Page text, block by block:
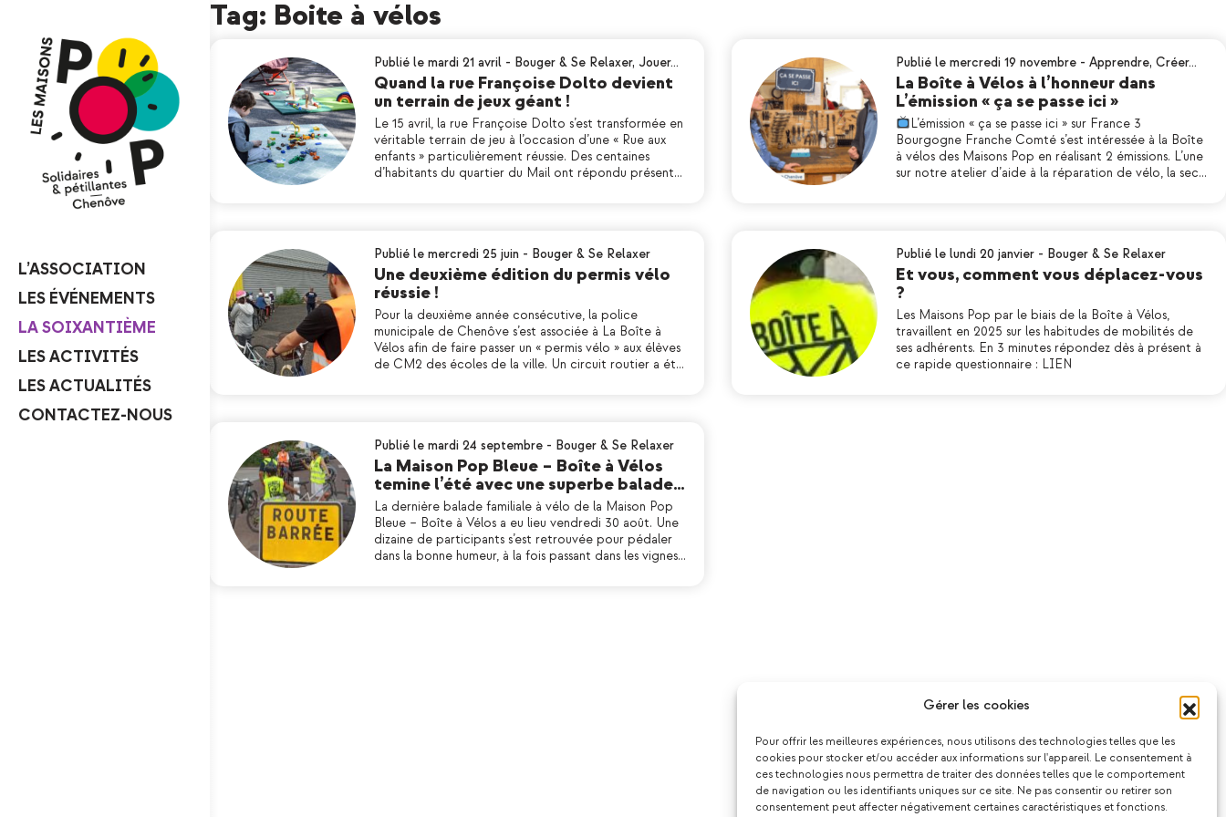
Gérer les cookies
Pour offrir les meilleures expériences, nous utilisons des technologies telles que les
cookies pour stocker et/ou accéder aux informations sur l'appareil. Le consentement à
ces technologies nous permettra de traiter des données telles que le comportement
de navigation ou les identifiants uniques sur ce site. Ne pas consentir ou retirer son
consentement peut affecter négativement certaines caractéristiques et fonctions.
L’ASSOCIATION
LES ÉVÉNEMENTS
LA SOIXANTIÈME
LES ACTIVITÉS
LES ACTUALITÉS
CONTACTEZ-NOUS
Tag: Boite à vélos
Publié le mardi 21 avril - Bouger & Se Relaxer, Jouer…
Quand la rue Françoise Dolto devient
un terrain de jeux géant !
Le 15 avril, la rue Françoise Dolto s’est transformée en
véritable terrain de jeu à l’occasion d’une « Rue aux
enfants » particulièrement réussie. Des centaines
d’habitants du quartier du Mail ont répondu présent…
Publié le mercredi 19 novembre - Apprendre, Créer…
La Boîte à Vélos à l’honneur dans
L’émission « ça se passe ici »
L’émission « ça se passe ici » sur France 3
Bourgogne Franche Comté s’est intéressée à la Boîte
à vélos des Maisons Pop en réalisant 2 émissions. L’une
sur notre atelier d’aide à la réparation de vélo, la sec…
Publié le mercredi 25 juin - Bouger & Se Relaxer
Une deuxième édition du permis vélo
réussie !
Pour la deuxième année consécutive, la police
municipale de Chenôve s’est associée à La Boîte à
Vélos afin de faire passer un « permis vélo » aux élèves
de CM2 des écoles de la ville. Un circuit routier a ét…
Publié le lundi 20 janvier - Bouger & Se Relaxer
Et vous, comment vous déplacez-vous
?
Les Maisons Pop par le biais de la Boîte à Vélos,
travaillent en 2025 sur les habitudes de mobilités de
ses adhérents. En 3 minutes répondez dès à présent à
ce rapide questionnaire : LIEN
Publié le mardi 24 septembre - Bouger & Se Relaxer
La Maison Pop Bleue – Boîte à Vélos
temine l’été avec une superbe balade…
La dernière balade familiale à vélo de la Maison Pop
Bleue – Boîte à Vélos a eu lieu vendredi 30 août. Une
dizaine de participants s’est retrouvée pour pédaler
dans la bonne humeur, à la fois passant dans les vignes…